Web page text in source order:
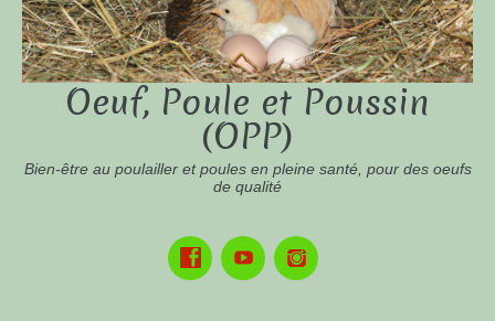
Oeuf, Poule et Poussin
(OPP)
Bien-être au poulailler et poules en pleine santé, pour des oeufs
de qualité